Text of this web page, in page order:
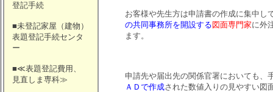
登記手続
■未登記家屋（建物）
表題登記手続センタ
ー
■≪表題登記費用、
見直しま専科≫
お客様や先生方は申請書の作成に集中し
の共同事務所を開設する 図面専門家に外
ます。
申請先や届出先の関係官署においても、
ＡＤで作成された数値入りの見やすい図